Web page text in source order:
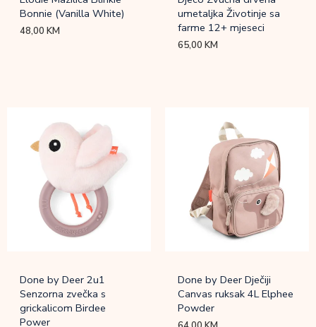
Bonnie (Vanilla White)
48,00KM
umetaljka Životinje sa
farme 12+ mjeseci
65,00KM
Done by Deer 2u1
Senzorna zvečka s
grickalicom Birdee
Power
Done by Deer Dječiji
Canvas ruksak 4L Elphee
Powder